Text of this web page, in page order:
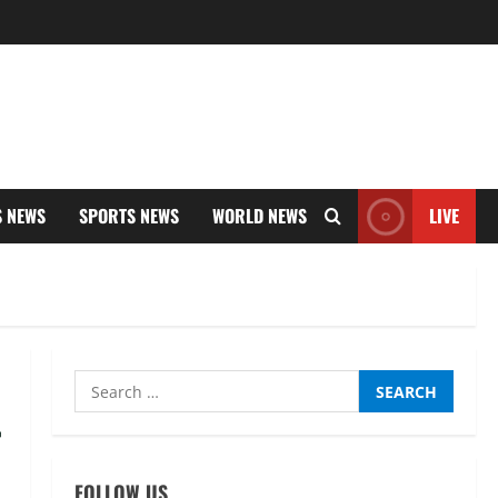
SPORTS NEWS WORLD NEWS LIVE
Search
for: